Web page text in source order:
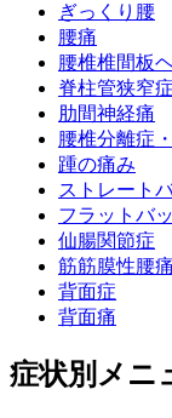
ぎっくり腰
腰痛
腰椎椎間板
脊柱管狭窄症
肋間神経痛
腰椎分離症
踵の痛み
ストレート
フラットバ
仙腸関節症
筋筋膜性腰
背面症
背面痛
症状別メニ